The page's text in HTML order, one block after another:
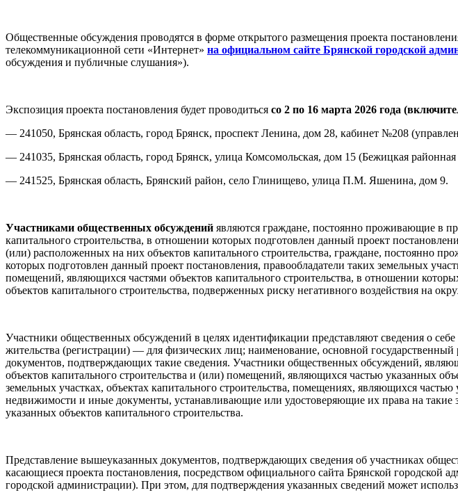
Общественные обсуждения проводятся в форме открытого размещения проекта
телекоммуникационной сети «Интернет» на официальном сайте Брянской городской
обсуждения и публичные слушания»).
Экспозиция проекта постановления будет проводиться со 2 по 16 марта 2026 года
— 241050, Брянская область, город Брянск, проспект Ленина, дом 28, кабинет №208
— 241035, Брянская область, город Брянск, улица Комсомольская, дом 15 (Бежицкая
— 241525, Брянская область, Брянский район, село Глинищево, улица П.М. Яшенина, дом 9.
Участниками общественных обсуждений являются граждане, постоянно проживающие в
капитального строительства, в отношении которых подготовлен данный проект
(или) расположенных на них объектов капитального строительства, граждане, постоянно
которых подготовлен данный проект постановления, правообладатели таких земельных
помещений, являющихся частями объектов капитального строительства, в отношении
объектов капитального строительства, подверженных риску негативного воздействия на
Участники общественных обсуждений в целях идентификации представляют сведения о
жительства (регистрации) — для физических лиц; наименование, основной
документов, подтверждающих такие сведения. Участники общественных обсуждений,
объектов капитального строительства и (или) помещений, являющихся частью указанных
земельных участках, объектах капитального строительства, помещениях, являющихся
недвижимости и иные документы, устанавливающие или удостоверяющие их права на такие
указанных объектов капитального строительства.
Представление вышеуказанных документов, подтверждающих сведения об участниках
касающиеся проекта постановления, посредством официального сайта Брянской городской
городской администрации). При этом, для подтверждения указанных сведений может